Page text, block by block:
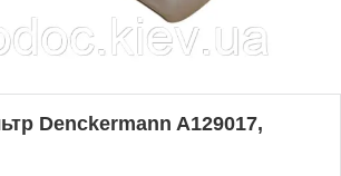
Denckermann A129017,